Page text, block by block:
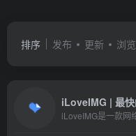
排序 发布 更新 浏览